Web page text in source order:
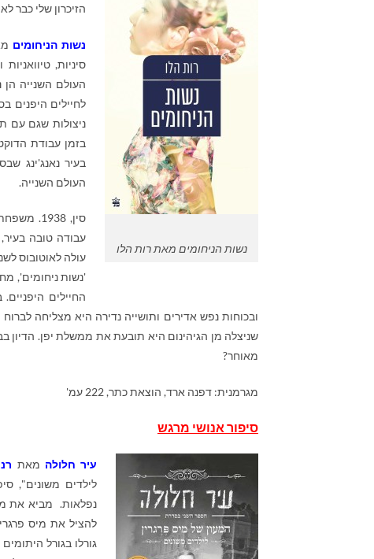
נשות הניחומים מאת רות הלו
הזיכרון שלי כבר
נשות הניחומים
העולם השנייה הן
לחיילים היפנים
ניצולות שגם עם
בזמן עבודת
בעיר נאנג'ינג
העולם השנייה.
עבודה טובה
עולה לאוטובוס
'נשות ניחומים',
החיילים
ובכוחות נפש אדירים ותושייה נדירה היא מצליחה
שניצלה מן הגיהינום היא תובעת את ממשלת יפן.
מאוחר?
מגרמנית: דפנה ארד, הוצאת כתר, 222 עמ'
סיפור אנושי מרגש
עיר חלולה מאת
לילדים משונים",
להציל את מיס
גורלו בגורל